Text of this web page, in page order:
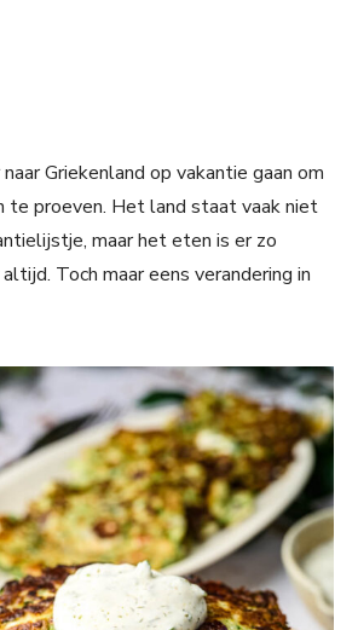
Griekenland op vakantie gaan om
te proeven. Het land staat vaak niet
maar het eten is er zo
Toch maar eens verandering in